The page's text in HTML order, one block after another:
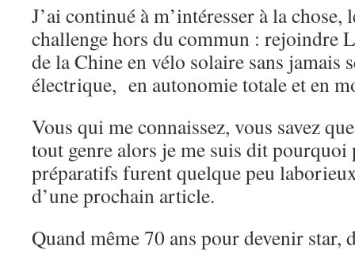
J’ai continué à m’intéresser à la
challenge hors du commun : rejoindre
de la Chine en vélo solaire sans jamais
électrique, en autonomie totale et en
Vous qui me connaissez, vous savez
tout genre alors je me suis dit pourquoi
préparatifs furent quelque peu
d’une prochain article.
Quand même 70 ans pour devenir